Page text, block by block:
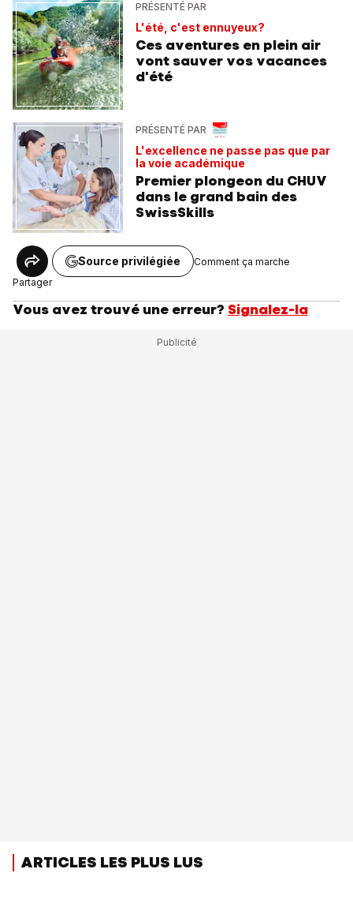
PRÉSENTÉ PAR
L'été, c'est ennuyeux?
Ces aventures en plein air
vont sauver vos vacances
d'été
PRÉSENTÉ PAR
L'excellence ne passe pas que par
la voie académique
Premier plongeon du CHUV
dans le grand bain des
SwissSkills
Partager
Source privilégiée Comment ça marche
Vous avez trouvé une erreur? Signalez-la
ARTICLES LES PLUS LUS